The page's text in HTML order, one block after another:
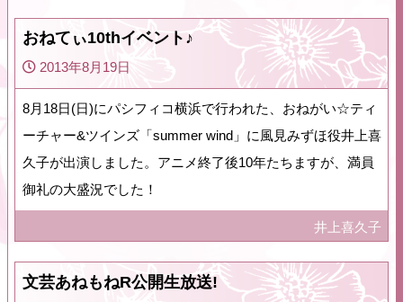
おねてぃ10thイベント♪
2013年8月19日
8月18日(日)にパシフィコ横浜で行われた、おねがい☆ティ
ーチャー&ツインズ「summer wind」に風見みずほ役井上喜
久子が出演しました。アニメ終了後10年たちますが、満員
御礼の大盛況でした！
井上喜久子
文芸あねもねR公開生放送!